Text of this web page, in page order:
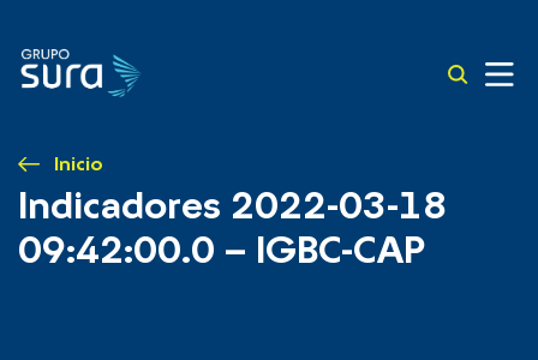
Inicio
Indicadores 2022-03-18
09:42:00.0 – IGBC-CAP